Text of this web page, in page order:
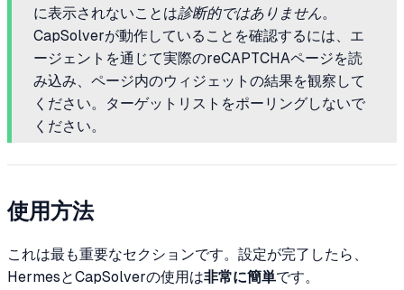
に表示されないことは診断的ではありません。
CapSolverが動作していることを確認するには、エ
ージェントを通じて実際のreCAPTCHAページを読
み込み、ページ内のウィジェットの結果を観察して
ください。ターゲットリストをポーリングしないで
ください。
使用方法
これは最も重要なセクションです。設定が完了したら、
HermesとCapSolverの使用は非常に簡単です。